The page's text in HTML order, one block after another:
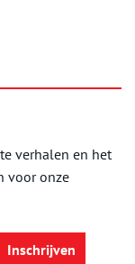
verhalen en het
voor onze